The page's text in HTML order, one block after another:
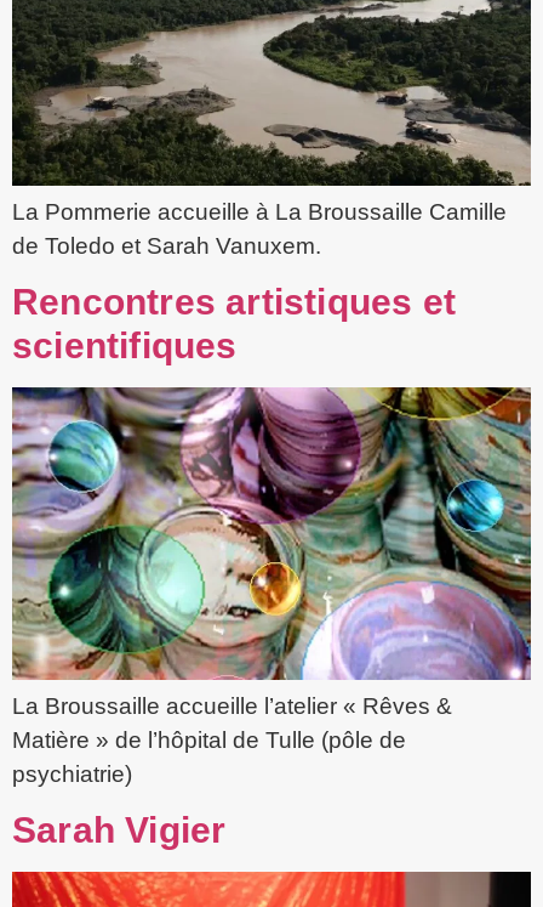
La Pommerie accueille à La Broussaille Camille
de Toledo et Sarah Vanuxem.
Rencontres artistiques et
scientifiques
La Broussaille accueille l’atelier « Rêves &
Matière » de l’hôpital de Tulle (pôle de
psychiatrie)
Sarah Vigier